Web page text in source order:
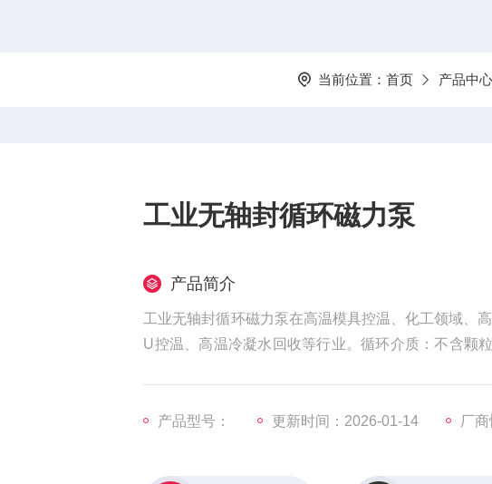
当前位置： 首页 产品中心
工业无轴封循环磁力泵
产品简介
工业无轴封循环磁力泵在高温模具控温、化工领域、
U控温、高温冷凝水回收等行业。循环介质：不含颗
产品型号： 更新时间：2026-01-14 厂